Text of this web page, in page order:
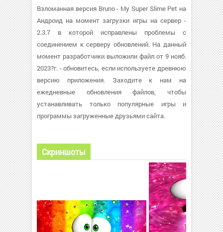
Взломанная версия Bruno - My Super Slime Pet на
Андроид на момент загрузки игры на сервер -
2.3.7 в которой исправлены проблемы с
соединением к серверу обновлений. На данный
момент разработчики выложили файл от 9 нояб.
2023?г. - обновитесь, если используете древнюю
версию приложения. Заходите к нам на
ежедневные обновления файлов, чтобы
устанавливать только популярные игры и
программы загруженные друзьями сайта.
Скриншоты